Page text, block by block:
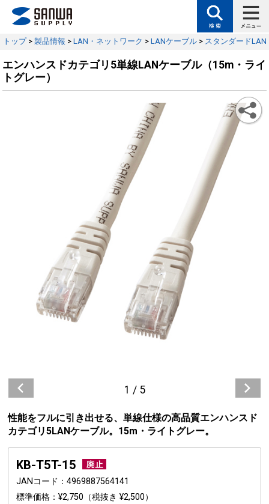
トップ> 製品情報 > LAN・ネットワーク > LANケーブル > スタンダードLAN
エンハンスドカテゴリ5単線LANケーブル（15m・ライ
トグレー）
1 / 5
性能をフルに引き出せる、単線仕様の高品質エンハンスド
カテゴリ5LANケーブル。15m・ライトグレー。
KB-T5T-15
JANコード
4969887564141
標準価格
¥2,750 （税抜き ¥2,500）